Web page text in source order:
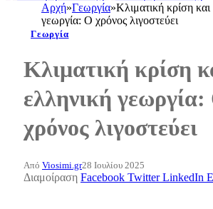
Αρχή»Γεωργία»Κλιματική κρίση και
γεωργία: Ο χρόνος λιγοστεύει
Γεωργία
Κλιματική κρίση
ελληνική
χρόνος λιγοστεύει
Από Viosimi.gr28 Ιουλίου 2025
Διαμοίραση Facebook Twitter LinkedIn